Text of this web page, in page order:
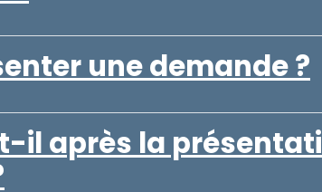
une demande ?
il après la